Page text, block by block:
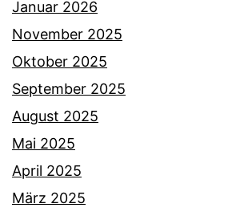
Januar 2026
November 2025
Oktober 2025
September 2025
August 2025
Mai 2025
April 2025
März 2025